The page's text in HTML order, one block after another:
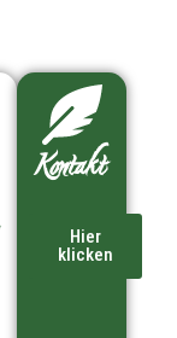
Kontakt
Hier
klicken